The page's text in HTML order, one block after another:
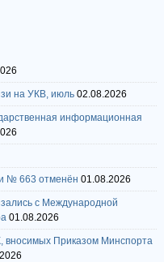
на УКВ, июль 02.08.2026
информационная
№ 663 отменён 01.08.2026
с Международной
01.08.2026
Приказом Минспорта